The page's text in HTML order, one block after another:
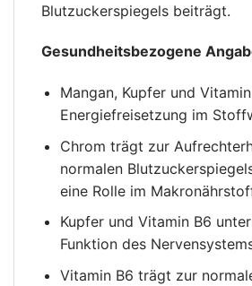
Blutzuckerspiegels beiträgt.
Gesundheitsbezogene
Mangan, Kupfer und
Energiefreisetzung im
Chrom trägt zur
normalen
eine Rolle im
Kupfer und Vitamin B6
Funktion des
Vitamin B6 trägt zur